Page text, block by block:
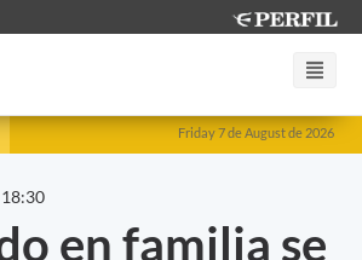
Friday 7 de August de 2026
en familia se